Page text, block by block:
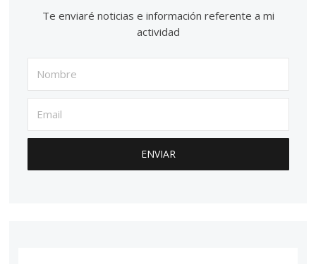
Te enviaré noticias e información referente a mi
actividad